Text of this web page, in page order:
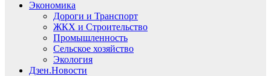
Экономика
Дороги и Транспорт
ЖКХ и Строительство
Промышленность
Сельское хозяйство
Экология
Дзен.Новости